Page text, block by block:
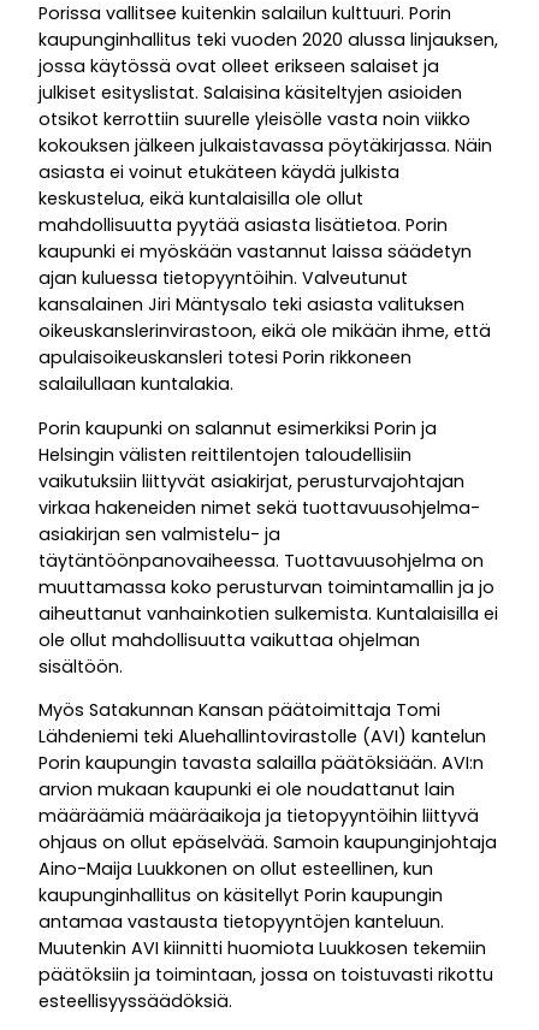
Porissa vallitsee kuitenkin salailun kulttuuri. Porin
kaupunginhallitus teki vuoden 2020 alussa linjauksen,
jossa käytössä ovat olleet erikseen salaiset ja
julkiset esityslistat. Salaisina käsiteltyjen asioiden
otsikot kerrottiin suurelle yleisölle vasta noin viikko
kokouksen jälkeen julkaistavassa pöytäkirjassa. Näin
asiasta ei voinut etukäteen käydä julkista
keskustelua, eikä kuntalaisilla ole ollut
mahdollisuutta pyytää asiasta lisätietoa. Porin
kaupunki ei myöskään vastannut laissa säädetyn
ajan kuluessa tietopyyntöihin. Valveutunut
kansalainen Jiri Mäntysalo teki asiasta valituksen
oikeuskanslerinvirastoon, eikä ole mikään ihme, että
apulaisoikeuskansleri totesi Porin rikkoneen
salailullaan kuntalakia.
Porin kaupunki on salannut esimerkiksi Porin ja
Helsingin välisten reittilentojen taloudellisiin
vaikutuksiin liittyvät asiakirjat, perusturvajohtajan
virkaa hakeneiden nimet sekä tuottavuusohjelma-
asiakirjan sen valmistelu- ja
täytäntöönpanovaiheessa. Tuottavuusohjelma on
muuttamassa koko perusturvan toimintamallin ja jo
aiheuttanut vanhainkotien sulkemista. Kuntalaisilla ei
ole ollut mahdollisuutta vaikuttaa ohjelman
sisältöön.
Myös Satakunnan Kansan päätoimittaja Tomi
Lähdeniemi teki Aluehallintovirastolle (AVI) kantelun
Porin kaupungin tavasta salailla päätöksiään. AVI:n
arvion mukaan kaupunki ei ole noudattanut lain
määräämiä määräaikoja ja tietopyyntöihin liittyvä
ohjaus on ollut epäselvää. Samoin kaupunginjohtaja
Aino-Maija Luukkonen on ollut esteellinen, kun
kaupunginhallitus on käsitellyt Porin kaupungin
antamaa vastausta tietopyyntöjen kanteluun.
Muutenkin AVI kiinnitti huomiota Luukkosen tekemiin
päätöksiin ja toimintaan, jossa on toistuvasti rikottu
esteellisyyssäädöksiä.